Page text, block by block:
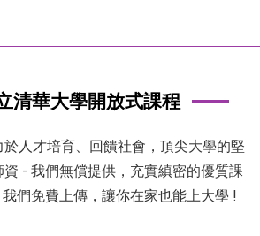
清華大學開放式課程
於人才培育、回饋社會，頂尖大學的堅
資 - 我們無償提供，充實縝密的優質課
們免費上傳，讓你在家也能上大學 !